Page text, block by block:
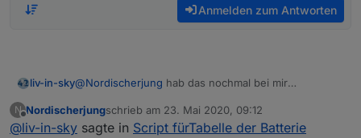
Anmelden zum Antworten
liv-in-sky@Nordischerjung hab das nochmal bei mir
nicht als hue-ext sensor im script erkannt werden.
die datenpunkte sind völlig anders aufgebaut
hue-ext:
N
Offline
Nordischerjungschrieb am 23. Mai 2020, 09:12
zuletzt editiert von
@liv-in-sky sagte in Script fürTabelle der Batterie